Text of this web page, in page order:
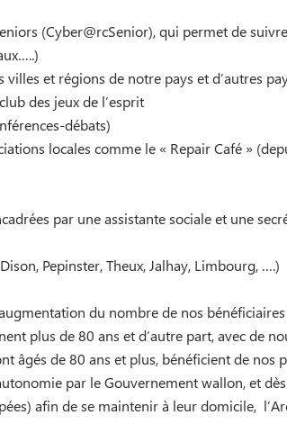
(Cyber@rcSenior), qui permet de
et régions de notre pays et d’autres
des jeux de l’esprit
débats)
locales comme le « Repair Café »
par une assistante sociale et une
Pepinster, Theux, Jalhay, Limbourg, ….)
du nombre de nos
plus de 80 ans et d’autre part, avec de
âgés de 80 ans et plus, bénéficient de nos
par le Gouvernement wallon, et
afin de se maintenir à leur domicile,